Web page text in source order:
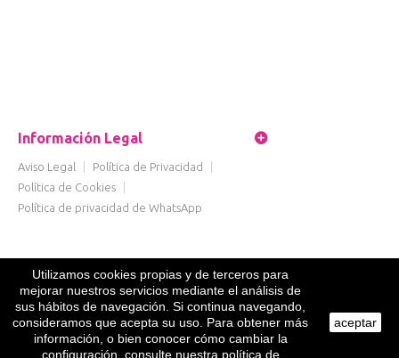
Información Legal
Aviso Legal Política de Privacidad
Política de Cookies
Política de privacidad de WhatsApp
Utilizamos cookies propias y de terceros para
mejorar nuestros servicios mediante el análisis de
sus hábitos de navegación. Si continua navegando,
consideramos que acepta su uso. Para obtener más
información, o bien conocer cómo cambiar la
configuración, consulte nuestra política de
aceptar